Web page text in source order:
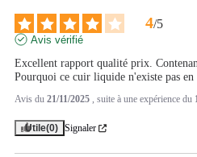
4/5
Avis vérifié
Excellent rapport qualité prix.
Pourquoi ce cuir liquide n'existe pas
Avis du 21/11/2025 , suite à une expérience du
Utile(0) Signaler